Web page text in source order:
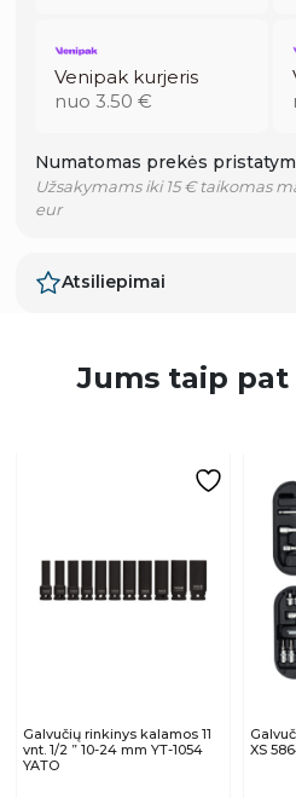
Venipak kurjeris
nuo 3.50 €
Numatomas prekės
Užsakymams iki 15 € taikomas
eur
Atsiliepimai
Jums taip
Galvučių rinkinys kalamos 11
vnt. 1/2 ” 10-24 mm YT-1054
YATO
XS